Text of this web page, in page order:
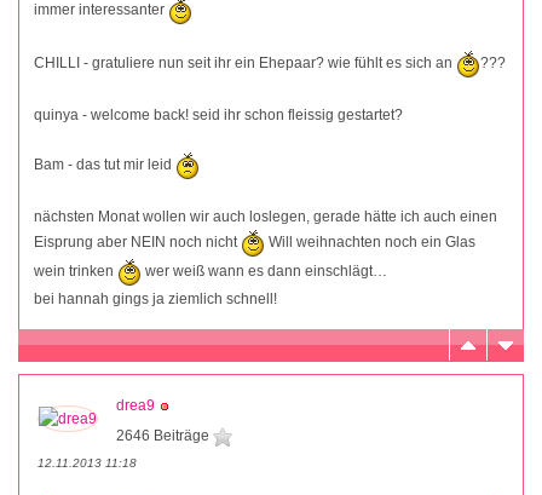
immer interessanter
CHILLI - gratuliere nun seit ihr ein Ehepaar? wie fühlt es sich an ???
quinya - welcome back! seid ihr schon fleissig gestartet?
Bam - das tut mir leid
nächsten Monat wollen wir auch loslegen, gerade hätte ich auch einen
Eisprung aber NEIN noch nicht
Will weihnachten noch ein Glas
wein trinken
wer weiß wann es dann einschlägt…
bei hannah gings ja ziemlich schnell!
drea9
2646 Beiträge
12.11.2013 11:18